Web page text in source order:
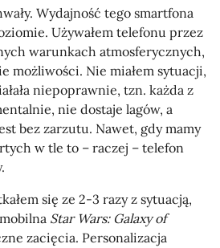
Wydajność tego smartfona
Używałem telefonu przez
warunkach atmosferycznych,
możliwości. Nie miałem sytuacji,
niepoprawnie, tzn. każda z
nie dostaje lagów, a
bez zarzutu. Nawet, gdy mamy
w tle to – raczej – telefon
się ze 2-3 razy z sytuacją,
Star Wars: Galaxy of
zacięcia. Personalizacja